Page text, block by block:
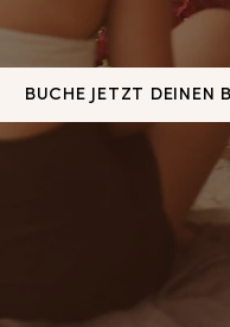
BUCHE JETZT DEINEN